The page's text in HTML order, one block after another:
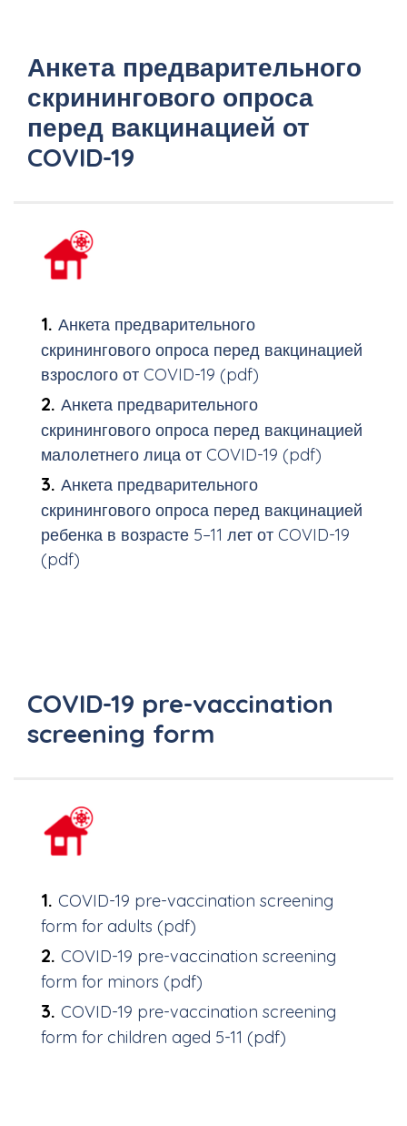
Анкета предварительного
скринингового опроса
перед вакцинацией от
COVID-19
Анкета предварительного
скринингового опроса перед вакцинацией
взрослого от COVID-19 (pdf)
Анкета предварительного
скринингового опроса перед вакцинацией
малолетнего лица от COVID-19 (pdf)
Анкета предварительного
скринингового опроса перед вакцинацией
ребенка в возрасте 5–11 лет от COVID-19
(pdf)
​​​​​​​COVID-19 pre-vaccination
screening form
COVID-19 pre-vaccination screening
form for adults (pdf)
COVID-19 pre-vaccination screening
form for minors (pdf)
COVID-19 pre-vaccination screening
form for children aged 5-11 (pdf)